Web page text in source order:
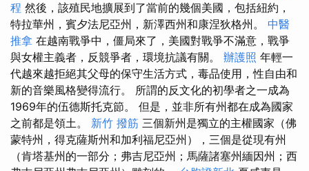
程 然後，該殖民地擴展到了當前的幾個美國，包括紐約，
特拉華州，賓夕法尼亞州，新澤西州和康涅狄格州。 中醫
推拿 在越南戰爭中，僵局來了，美國對戰爭不滿意，戰爭
與女權主義者，反競爭者，環境抗議有關。 辦護照 年輕一
代越來越拒絕其父母的保守生活方式，毒品使用，性自由和
新的音樂風格變得流行。 所謂的反文化的初學者之一成為
1969年的伍德斯托克節。 但是，並非所有州都在成為國家
之前都是領土。 新竹 撥筋 三個新州是獨立的主權國家（佛
蒙特州，得克薩斯州和加利福尼亞州），三個是從現有州
（肯塔基州的一部分；弗吉尼亞州；馬薩諸塞州緬因州；西